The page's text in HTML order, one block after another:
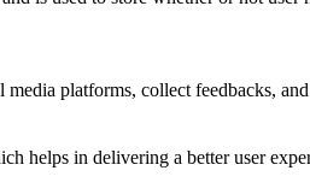
platforms, collect feedbacks,
helps in delivering a better user